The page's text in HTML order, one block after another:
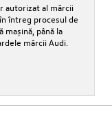
autorizat al mărcii
întreg procesul de
mașină, până la
mărcii Audi.